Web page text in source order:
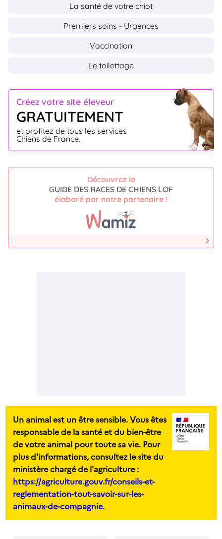
Créez votre site éleveur
GRATUITEMENT
et profitez de tous les services
Chiens de France.
Découvrez le
GUIDE DES RACES DE CHIENS LOF
élaboré par notre partenaire !
La santé de votre chiot
Premiers soins - Urgences
Vaccination
Le toilettage
Un animal est un être sensible. Vous êtes
responsable de la santé et du bien-être
de votre animal pour toute sa vie. Pour
plus d'informations, consultez le site du
ministère chargé de l'agriculture :
https://agriculture.gouv.fr/conseils-et-
reglementation-tout-savoir-sur-les-
animaux-de-compagnie.